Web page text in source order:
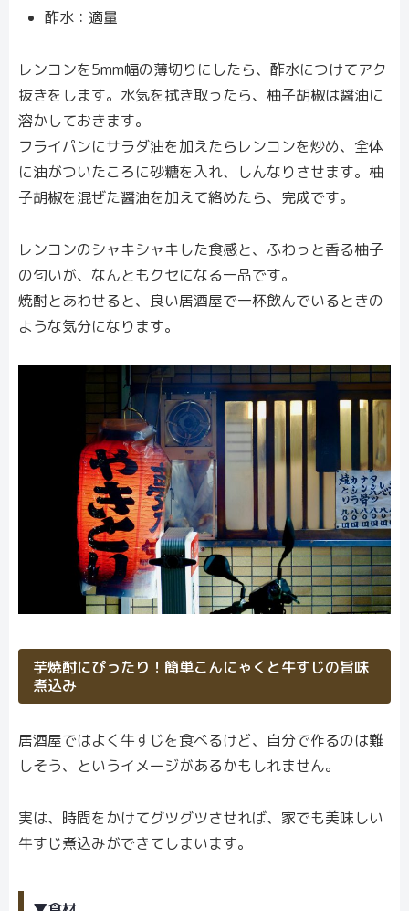
酢水：適量
レンコンを5mm幅の薄切りにしたら、酢水につけてアク
抜きをします。水気を拭き取ったら、柚子胡椒は醤油に
溶かしておきます。
フライパンにサラダ油を加えたらレンコンを炒め、全体
に油がついたころに砂糖を入れ、しんなりさせます。柚
子胡椒を混ぜた醤油を加えて絡めたら、完成です。
レンコンのシャキシャキした食感と、ふわっと香る柚子
の匂いが、なんともクセになる一品です。
焼酎とあわせると、良い居酒屋で一杯飲んでいるときの
ような気分になります。
芋焼酎にぴったり！簡単こんにゃくと牛すじの旨味
煮込み
居酒屋ではよく牛すじを食べるけど、自分で作るのは難
しそう、というイメージがあるかもしれません。
実は、時間をかけてグツグツさせれば、家でも美味しい
牛すじ煮込みができてしまいます。